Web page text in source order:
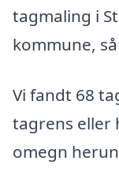
tagmaling i
kommune,
Vi fandt 68
tagrens eller
omegn